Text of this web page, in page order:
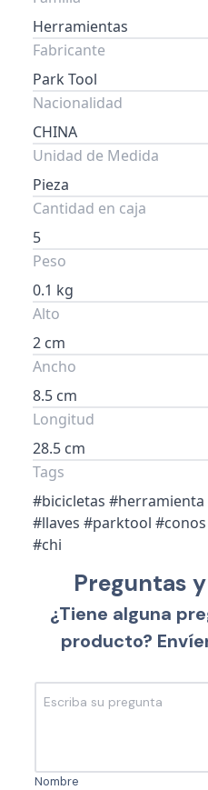
Herramientas
Fabricante
Park Tool
Nacionalidad
CHINA
Unidad de Medida
Pieza
Cantidad en caja
5
Peso
0.1 kg
Alto
2 cm
Ancho
8.5 cm
Longitud
28.5 cm
Tags
#bicicletas
#llaves #parktool
#chi
Preguntas
¿Tiene alguna
producto?
Nombre